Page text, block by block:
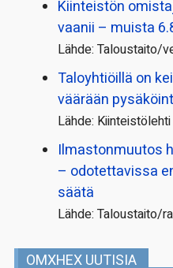
Kiinteistön
vaanii – muista
Lähde: Taloustaito/
Taloyhtiöillä on
väärään
Lähde: Kiinteistölehti
Ilmastonmuutos
– odotettavissa
säätä
Lähde: Taloustaito/
OMXHEX UUTISIA